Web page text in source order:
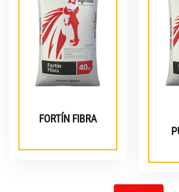
FORTÍN FIBRA